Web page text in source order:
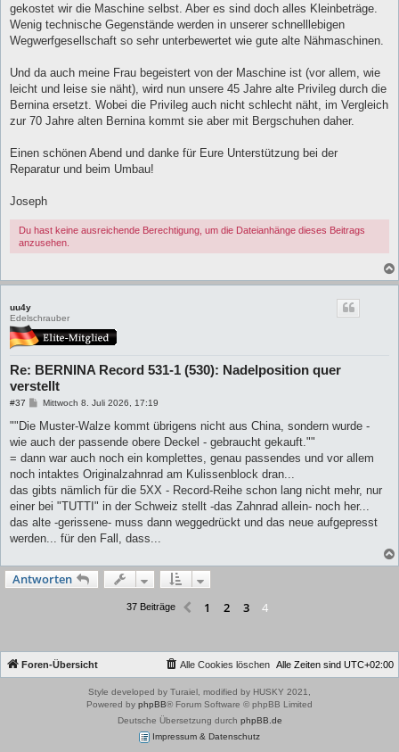
gekostet wir die Maschine selbst. Aber es sind doch alles Kleinbeträge.
Wenig technische Gegenstände werden in unserer schnelllebigen
Wegwerfgesellschaft so sehr unterbewertet wie gute alte Nähmaschinen.
Und da auch meine Frau begeistert von der Maschine ist (vor allem, wie
leicht und leise sie näht), wird nun unsere 45 Jahre alte Privileg durch die
Bernina ersetzt. Wobei die Privileg auch nicht schlecht näht, im Vergleich
zur 70 Jahre alten Bernina kommt sie aber mit Bergschuhen daher.
Einen schönen Abend und danke für Eure Unterstützung bei der
Reparatur und beim Umbau!
Joseph
Du hast keine ausreichende Berechtigung, um die Dateianhänge dieses Beitrags
anzusehen.
uu4y
Edelschrauber
Re: BERNINA Record 531-1 (530): Nadelposition quer
verstellt
#37
B
i
r
a
Mittwoch 8. Juli 2026, 17:19
""Die Muster-Walze kommt übrigens nicht aus China, sondern wurde -
wie auch der passende obere Deckel - gebraucht gekauft.""
= dann war auch noch ein komplettes, genau passendes und vor allem
noch intaktes Originalzahnrad am Kulissenblock dran...
das gibts nämlich für die 5XX - Record-Reihe schon lang nicht mehr, nur
einer bei "TUTTI" in der Schweiz stellt -das Zahnrad allein- noch her...
das alte -gerissene- muss dann weggedrückt und das neue aufgepresst
werden... für den Fall, dass...
Antworten
37 Beiträge Vorherige
1 2 3 4
Foren-Übersicht Alle Zeiten sind UTC+02:00
Alle Cookies löschen
Style developed by Turaiel, modified by HUSKY 2021,
Powered by phpBB® Forum Software © phpBB Limited
Deutsche Übersetzung durch phpBB.de
Impressum & Datenschutz